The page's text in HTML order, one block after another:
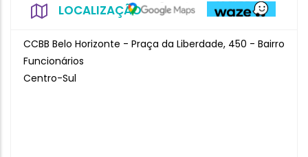
LOCALIZAÇÃO
CCBB Belo Horizonte - Praça da Liberdade, 450 - Bairro
Funcionários
Centro-Sul